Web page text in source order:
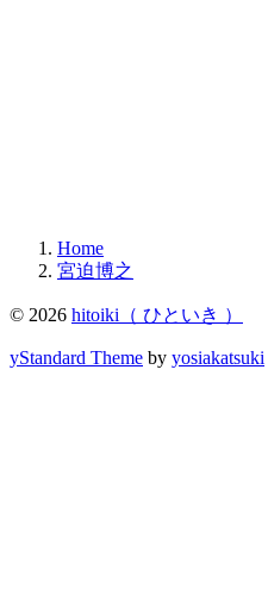
Home
宮迫博之
© 2026 hitoiki（ ひといき ）
yStandard Theme by yosiakatsuki